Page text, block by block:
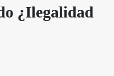
¿Ilegalidad